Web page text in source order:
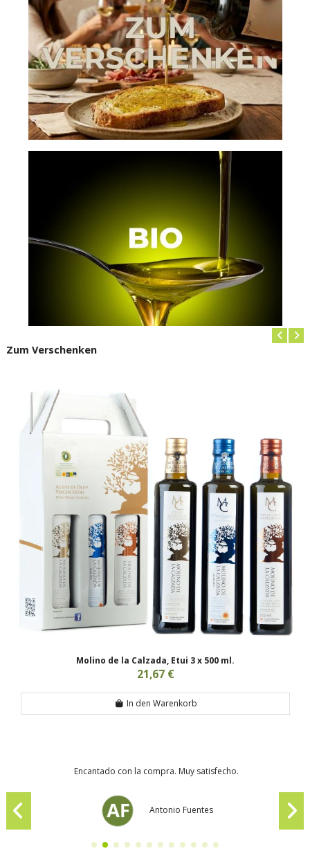
Zum Verschenken
Molino de la Calzada, Etui 3 x 500 ml.
21,67 €
In den Warenkorb
Encantado con la compra. Muy satisfecho.
Antonio Fuentes